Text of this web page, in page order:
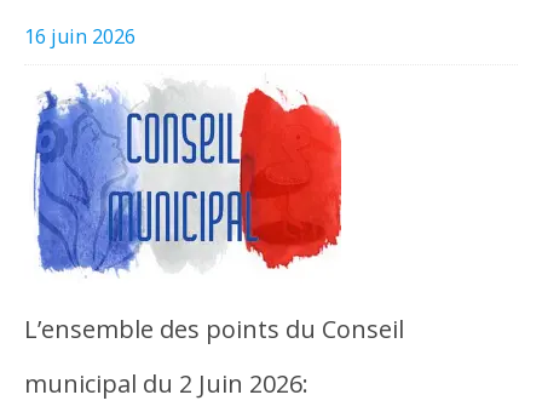
16 juin 2026
L’ensemble des points du Conseil
municipal du 2 Juin 2026: